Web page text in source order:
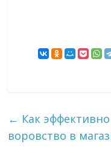
← Как
воровство в